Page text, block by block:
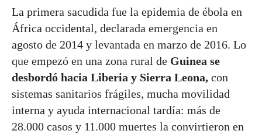
La primera sacudida fue la epidemia de ébola en
África occidental, declarada emergencia en
agosto de 2014 y levantada en marzo de 2016. Lo
que empezó en una zona rural de Guinea se
desbordó hacia Liberia y Sierra Leona, con
sistemas sanitarios frágiles, mucha movilidad
interna y ayuda internacional tardía: más de
28.000 casos y 11.000 muertes la convirtieron en